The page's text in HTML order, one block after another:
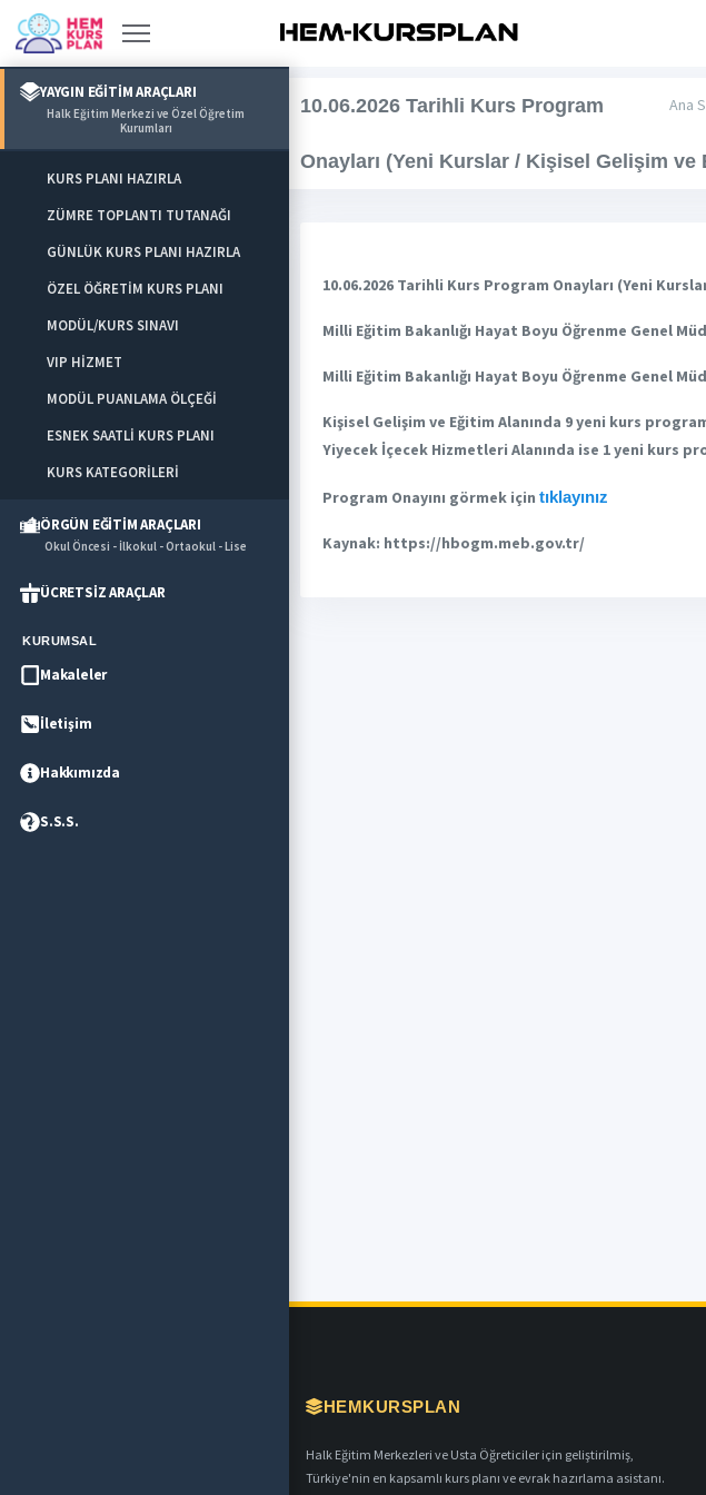
YAYGIN EĞİTİM ARAÇLARI
Halk Eğitim Merkezi ve Özel Öğretim
Kurumları
KURS PLANI HAZIRLA
ZÜMRE TOPLANTI TUTANAĞI
GÜNLÜK KURS PLANI HAZIRLA
ÖZEL ÖĞRETİM KURS PLANI
MODÜL/KURS SINAVI
VIP HİZMET
MODÜL PUANLAMA ÖLÇEĞİ
ESNEK SAATLİ KURS PLANI
KURS KATEGORİLERİ
ÖRGÜN EĞİTİM ARAÇLARI
Okul Öncesi - İlkokul - Ortaokul - Lise
ÜCRETSİZ ARAÇLAR
KURUMSAL
Makaleler
İletişim
Hakkımızda
S.S.S.
Ana
10.06.2026 Tarihli Kurs Program
Onayları (Yeni Kurslar / Kişisel Gelişim
10.06.2026 Tarihli Kurs Program Onayları (Yeni
Milli Eğitim Bakanlığı Hayat Boyu Öğrenme Genel Müd
Milli Eğitim Bakanlığı Hayat Boyu Öğrenme Genel
Kişisel Gelişim ve Eğitim Alanında 9 yeni kurs
Yiyecek İçecek Hizmetleri Alanında ise 1 yeni kurs
Program Onayını görmek için tıklayınız
Kaynak: https://hbogm.meb.gov.tr/
HEMKURSPLAN
Halk Eğitim Merkezleri ve Usta Öğreticiler için geliştirilmiş,
Türkiye'nin en kapsamlı kurs planı ve evrak hazırlama asistanı.